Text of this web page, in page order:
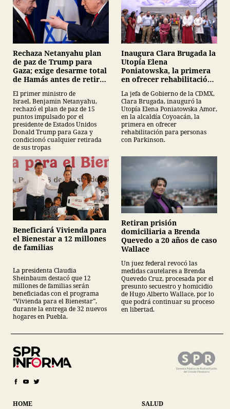
Rechaza Netanyahu plan
de paz de Trump para
Gaza; exige desarme total
de Hamás antes de retirar
El primer ministro de
Israel, Benjamin Netanyahu,
rechazó el plan de paz de 15
puntos impulsado por el
presidente de Estados Unidos
Donald Trump para Gaza y
condicionó cualquier retirada
de sus tropas
Inaugura Clara Brugada la
Utopía Elena
Poniatowska, la primera
en ofrecer rehabilitación
Parkinson
La jefa de Gobierno de la CDMX,
Clara Brugada, inauguró la
Utopía Elena Poniatowska Amor,
en la alcaldía Coyoacán, la
primera en ofrecer
rehabilitación para personas
con Parkinson.
Beneficiará Vivienda para
el Bienestar a 12 millones
de familias
La presidenta Claudia
Sheinbaum destacó que 12
millones de familias serán
beneficiadas con el programa
“Vivienda para el Bienestar”,
durante la entrega de 32 nuevos
hogares en Puebla.
Retiran prisión
domiciliaria a Brenda
Quevedo a 20 años de caso
Wallace
Un juez federal revocó las
medidas cautelares a Brenda
Quevedo Cruz, procesada por el
presunto secuestro y homicidio
de Hugo Alberto Wallace, por lo
que podrá continuar su proceso
en libertad.
HOME SALUD